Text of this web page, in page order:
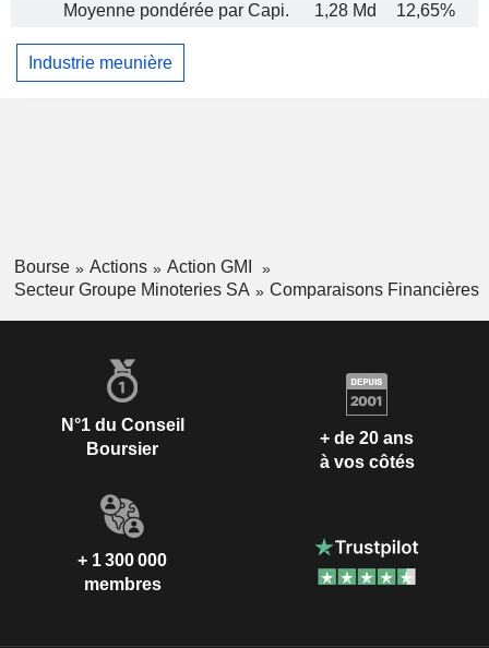
Moyenne pondérée par Capi.
1,28 Md 12,65%
Industrie meunière
Bourse Actions
Action GMI
Secteur Groupe Minoteries SA
Comparaisons Financières
N°1 du Conseil
Boursier
+ de 20 ans
à vos côtés
+ 1 300 000
membres